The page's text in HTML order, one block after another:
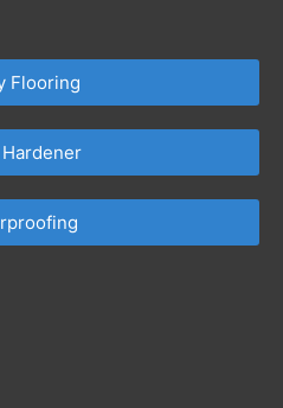
Flooring